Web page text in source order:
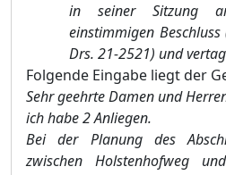
in seiner Sitzung
einstimmigen Beschluss
Drs. 21-2521) und
Folgende Eingabe liegt der
Sehr geehrte Damen und
ich habe 2 Anliegen.
Bei der Planung des
zwischen Holstenhofweg